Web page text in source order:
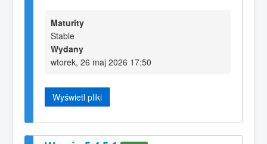
Maturity
Stable
Wydany
wtorek, 26 maj 2026 17:50
Wyświetl pliki